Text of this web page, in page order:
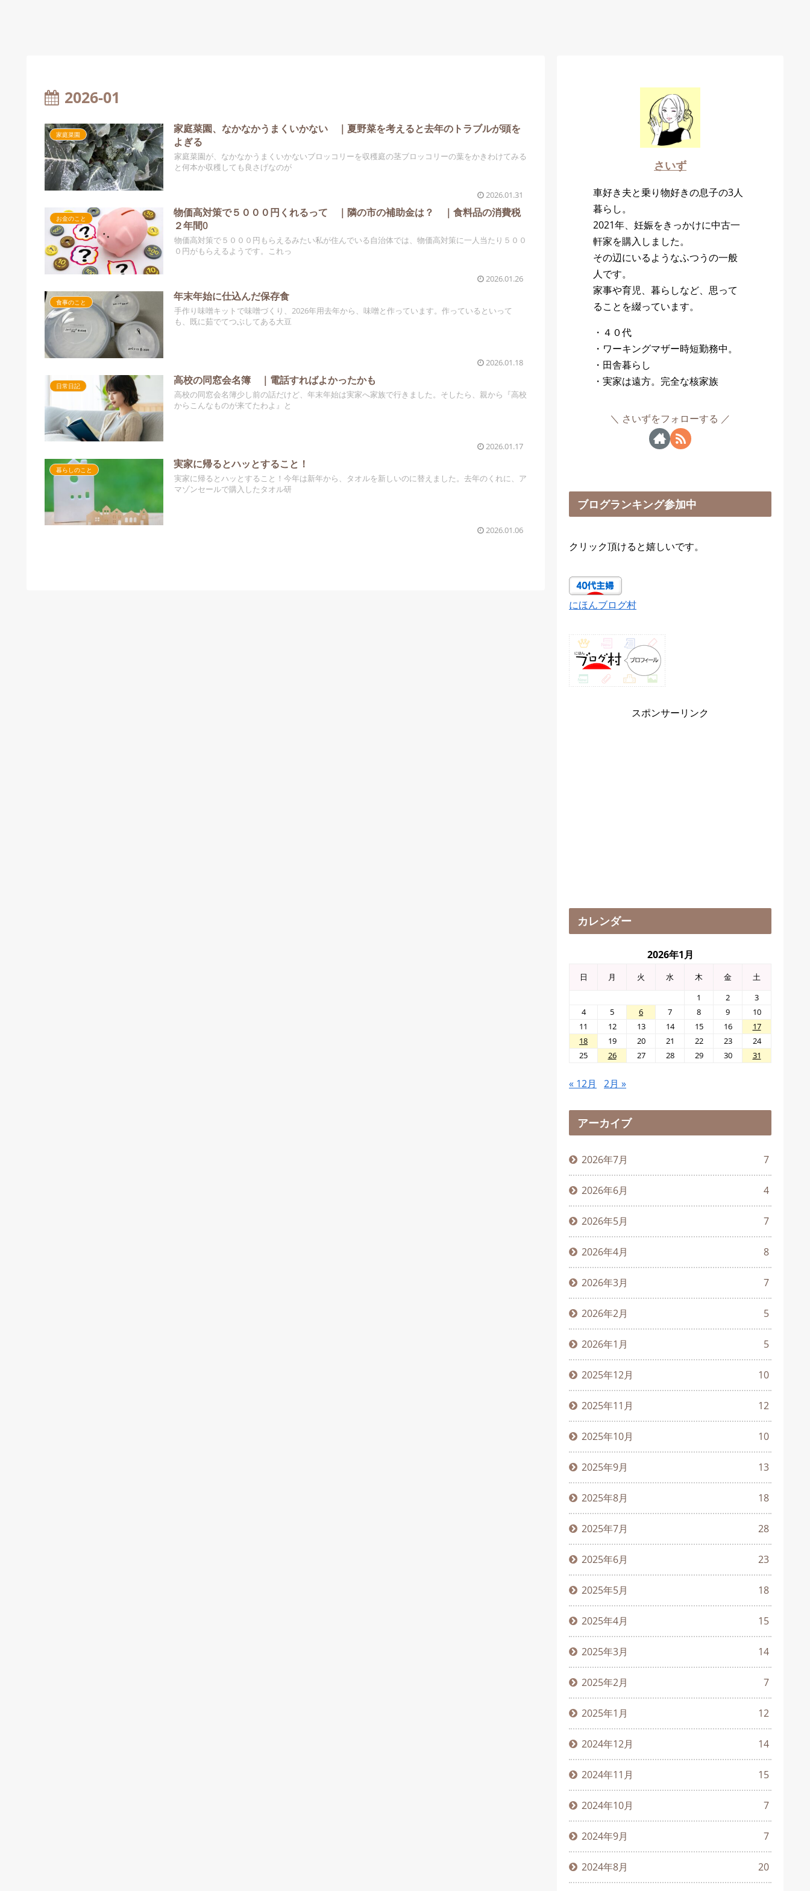
2026-01
家庭菜園
家庭菜園、なかなかうまくいかない ｜夏野菜を考えると去年のトラブルが頭を
よぎる
家庭菜園が、なかなかうまくいかないブロッコリーを収穫庭の茎ブロッコリーの葉をかきわけてみる
と何本か収穫しても良さげなのが
2026.01.31
お金のこと
物価高対策で５０００円くれるって ｜隣の市の補助金は？ ｜食料品の消費税
２年間0
物価高対策で５０００円もらえるみたい私が住んでいる自治体では、物価高対策に一人当たり５００
０円がもらえるようです。これっ
2026.01.26
食事のこと 年末年始に仕込んだ保存食
手作り味噌キットで味噌づくり、2026年用去年から、味噌と作っています。作っているといって
も、既に茹でてつぶしてある大豆
2026.01.18
日常日記 高校の同窓会名簿 ｜電話すればよかったかも
高校の同窓会名簿少し前の話だけど、年末年始は実家へ家族で行きました。そしたら、親から『高校
からこんなものが来てたわよ』と
2026.01.17
暮らしのこと 実家に帰るとハッとすること！
実家に帰るとハッとすること！今年は新年から、タオルを新しいのに替えました。去年のくれに、ア
マゾンセールで購入したタオル研
2026.01.06
さいず
車好き夫と乗り物好きの息子の3人
暮らし。
2021年、妊娠をきっかけに中古一
軒家を購入しました。
その辺にいるようなふつうの一般
人です。
家事や育児、暮らしなど、思って
ることを綴っています。
・４０代
・ワーキングマザー時短勤務中。
・田舎暮らし
・実家は遠方。完全な核家族
さいずをフォローする
ブログランキング参加中
クリック頂けると嬉しいです。
にほんブログ村
スポンサーリンク
カレンダー
2026年1月
日 月 火 水 木 金
土
1
2
3
4
5 6 7 8 9
10
11
12 13 14 15 16
17
18
19 20 21 22 23
24
25
26 27 28 29 30 31
« 12月 2月 »
アーカイブ
2026年7月 7
2026年6月 4
2026年5月 7
2026年4月 8
2026年3月 7
2026年2月 5
2026年1月 5
2025年12月 10
2025年11月 12
2025年10月 10
2025年9月 13
2025年8月 18
2025年7月 28
2025年6月 23
2025年5月 18
2025年4月 15
2025年3月 14
2025年2月 7
2025年1月 12
2024年12月 14
2024年11月 15
2024年10月 7
2024年9月 7
2024年8月 20